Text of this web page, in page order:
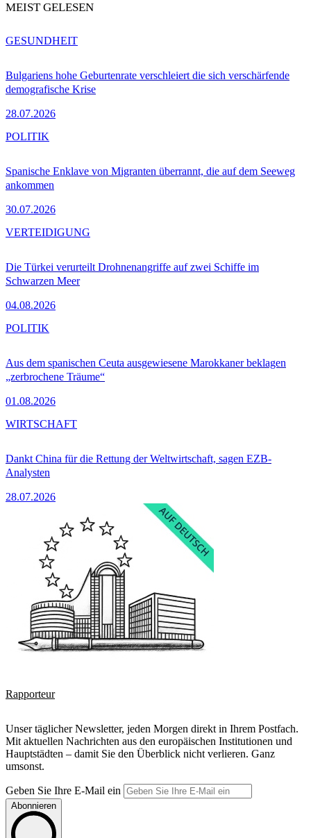
MEIST GELESEN
Bulgariens hohe Geburtenrate verschleiert die sich verschärfende
demografische Krise
28.07.2026
GESUNDHEIT
Spanische Enklave von Migranten überrannt, die auf dem Seeweg
ankommen
30.07.2026
POLITIK
Die Türkei verurteilt Drohnenangriffe auf zwei Schiffe im
Schwarzen Meer
04.08.2026
VERTEIDIGUNG
Aus dem spanischen Ceuta ausgewiesene Marokkaner beklagen
„zerbrochene Träume“
01.08.2026
POLITIK
Dankt China für die Rettung der Weltwirtschaft, sagen EZB-
Analysten
28.07.2026
WIRTSCHAFT
Rapporteur
Unser täglicher Newsletter, jeden Morgen direkt in Ihrem Postfach.
Mit aktuellen Nachrichten aus den europäischen Institutionen und
Hauptstädten – damit Sie den Überblick nicht verlieren. Ganz
umsonst.
Geben Sie Ihre E-Mail ein
Abonnieren